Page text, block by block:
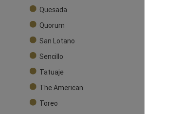
Quesada
Quorum
San Lotano
Sencillo
Tatuaje
The American
Toreo